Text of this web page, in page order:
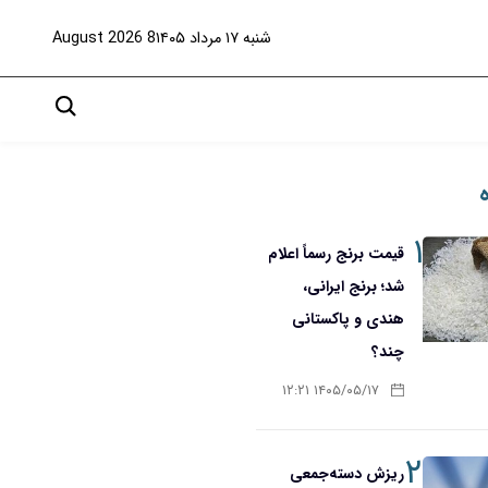
شنبه ۱۷ مرداد ۱۴۰۵ 8 August 2026
۱ قیمت برنج رسماً اعلام
شد؛ برنج ایرانی،
هندی و پاکستانی
چند؟
۱۴۰۵/۰۵/۱۷ ۱۲:۲۱
۲ریزش دسته‌جمعی